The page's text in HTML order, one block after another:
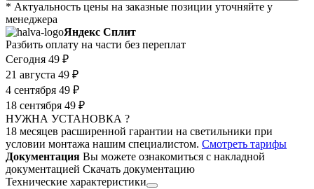
* Актуальность цены на заказные позиции уточняйте у
менеджера
Яндекс Сплит
Разбить оплату на части без переплат
Сегодня 49 ₽
21 августа 49 ₽
4 сентября 49 ₽
18 сентября 49 ₽
НУЖНА УСТАНОВКА ?
18 месяцев расширенной гарантии на светильники при
условии монтажа нашим специалистом. Смотреть тарифы
Документация Вы можете ознакомиться с накладной
документацией Скачать документацию
Технические характеристики